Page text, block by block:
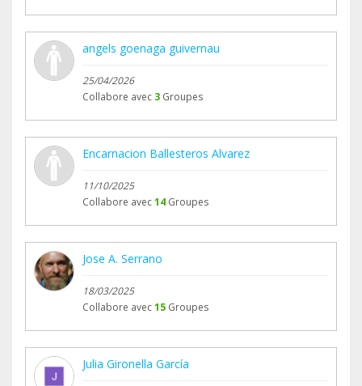
angels goenaga guivernau
25/04/2026
Collabore avec 3 Groupes
Encarnacion Ballesteros Alvarez
11/10/2025
Collabore avec14 Groupes
Jose A. Serrano
18/03/2025
Collabore avec15 Groupes
Julia Gironella García